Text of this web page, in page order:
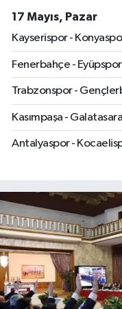
17 Mayıs, Pazar
Kayserispor -
Fenerbahçe - Eyüpspor
Trabzonspor -
Kasımpaşa -
Antalyaspor -